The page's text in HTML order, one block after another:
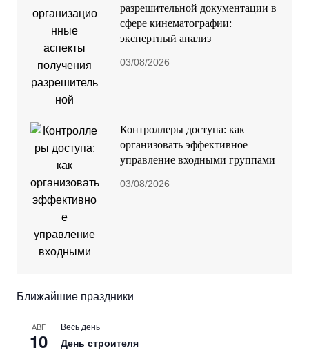
разрешительной документации в
сфере кинематографии:
экспертный анализ
03/08/2026
Контроллеры доступа: как
организовать эффективное
управление входными группами
03/08/2026
Ближайшие праздники
АВГ
10
Весь день
День строителя